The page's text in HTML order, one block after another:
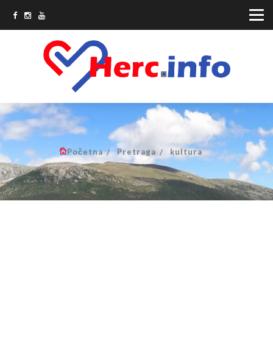
Početna Pretraga kultura